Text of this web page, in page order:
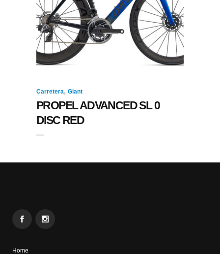
Carretera, Giant
PROPEL ADVANCED SL 0
DISC RED
Home